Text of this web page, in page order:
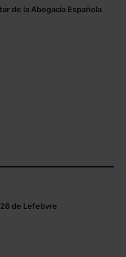
de la Abogacía Española
de Lefebvre